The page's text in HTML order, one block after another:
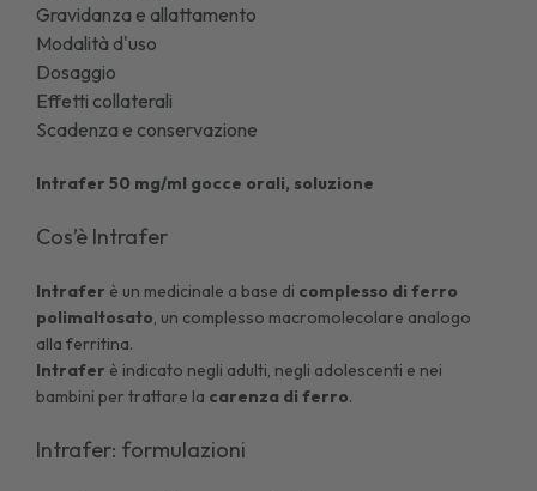
Gravidanza e allattamento
Modalità d'uso
Dosaggio
Effetti collaterali
Scadenza e conservazione
Intrafer 50 mg/ml gocce orali, soluzione
Cos’è Intrafer
Intrafer è un medicinale a base di complesso di ferro
polimaltosato, un complesso macromolecolare analogo
alla ferritina.
Intrafer è indicato negli adulti, negli adolescenti e nei
bambini per trattare la carenza di ferro.
Intrafer: formulazioni